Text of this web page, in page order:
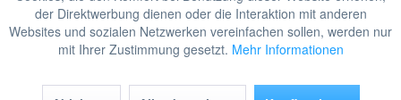
der Direktwerbung dienen oder die Interaktion mit anderen
Websites und sozialen Netzwerken vereinfachen sollen, werden nur
mit Ihrer Zustimmung gesetzt. Mehr Informationen